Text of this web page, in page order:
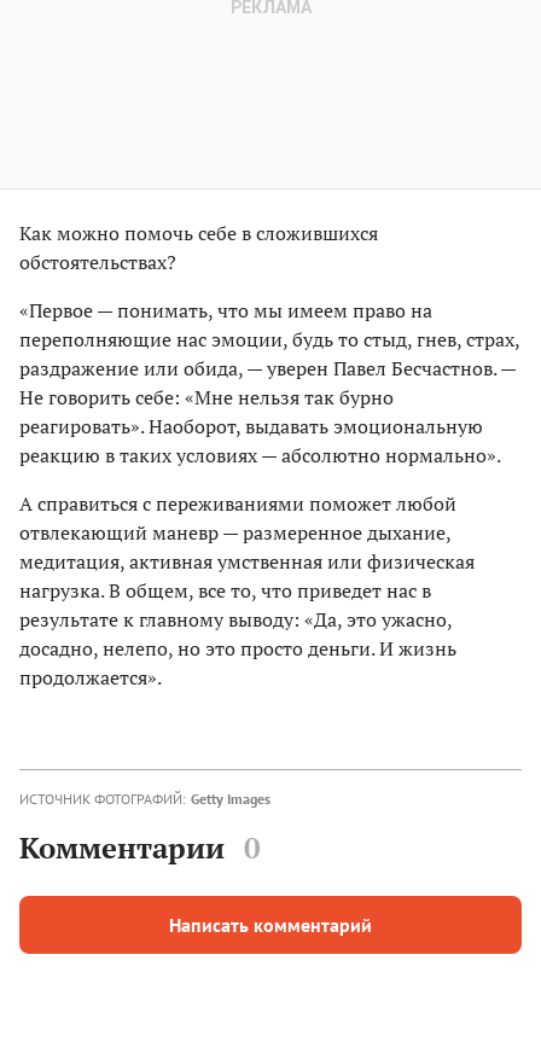
Как можно помочь себе в сложившихся
обстоятельствах?
«Первое — понимать, что мы имеем право на
переполняющие нас эмоции, будь то стыд, гнев, страх,
раздражение или обида, — уверен Павел Бесчастнов. —
Не говорить себе: «Мне нельзя так бурно
реагировать». Наоборот, выдавать эмоциональную
реакцию в таких условиях — абсолютно нормально».
А справиться с переживаниями поможет любой
отвлекающий маневр — размеренное дыхание,
медитация, активная умственная или физическая
нагрузка. В общем, все то, что приведет нас в
результате к главному выводу: «Да, это ужасно,
досадно, нелепо, но это просто деньги. И жизнь
продолжается».
ИСТОЧНИК ФОТОГРАФИЙ: Getty Images
Комментарии 0
Написать комментарий